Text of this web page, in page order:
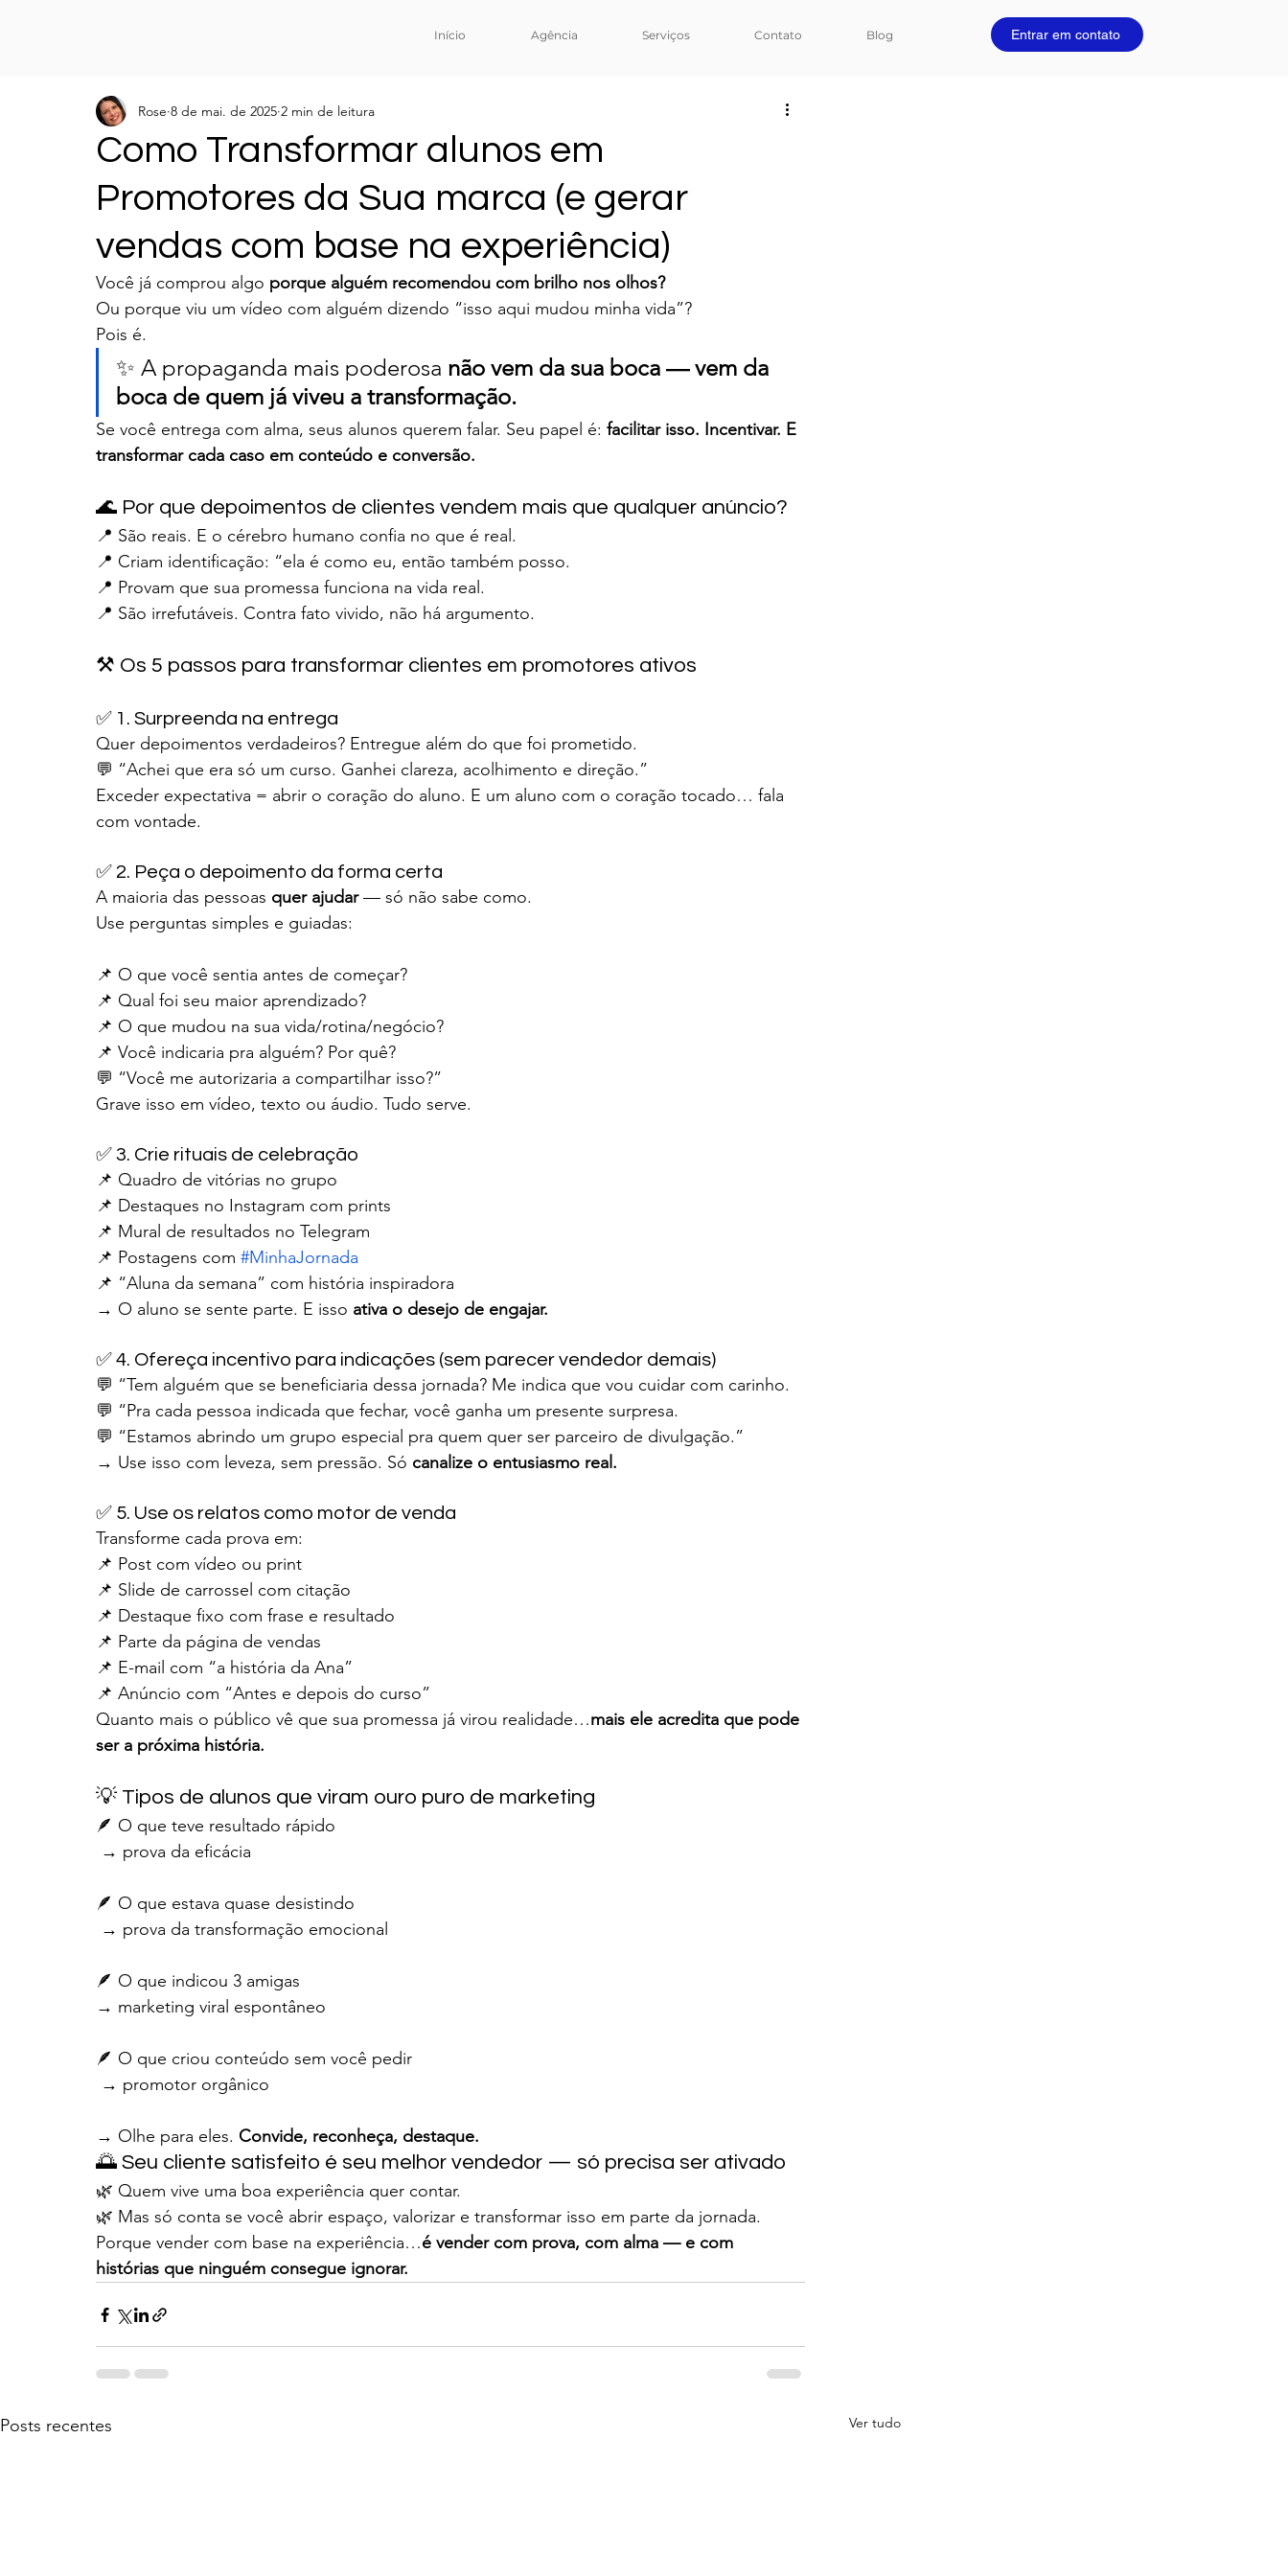
Início Agência Serviços Contato Blog Entrar em contato
Como Transformar alunos em
Promotores da Sua marca (e gerar
vendas com base na experiência)
Rose 8 de mai. de 2025 2 min de leitura
Você já comprou algo porque alguém recomendou com brilho nos olhos?
Ou porque viu um vídeo com alguém dizendo “isso aqui mudou minha vida”?
Pois é.
✨ A propaganda mais poderosa não vem da sua boca — vem da
boca de quem já viveu a transformação.
Se você entrega com alma, seus alunos querem falar. Seu papel é: facilitar isso. Incentivar. E
transformar cada caso em conteúdo e conversão.
🌊 Por que depoimentos de clientes vendem mais que qualquer anúncio?
📍 São reais. E o cérebro humano confia no que é real.
📍 Criam identificação: “ela é como eu, então também posso.
📍 Provam que sua promessa funciona na vida real.
📍 São irrefutáveis. Contra fato vivido, não há argumento.
⚒️ Os 5 passos para transformar clientes em promotores ativos
✅ 1. Surpreenda na entrega
Quer depoimentos verdadeiros? Entregue além do que foi prometido.
💬 “Achei que era só um curso. Ganhei clareza, acolhimento e direção.”
Exceder expectativa = abrir o coração do aluno. E um aluno com o coração tocado… fala
com vontade.
✅ 2. Peça o depoimento da forma certa
A maioria das pessoas quer ajudar — só não sabe como.
Use perguntas simples e guiadas:
📌 O que você sentia antes de começar?
📌 Qual foi seu maior aprendizado?
📌 O que mudou na sua vida/rotina/negócio?
📌 Você indicaria pra alguém? Por quê?
💬 “Você me autorizaria a compartilhar isso?”
Grave isso em vídeo, texto ou áudio. Tudo serve.
✅ 3. Crie rituais de celebração
📌 Quadro de vitórias no grupo
📌 Destaques no Instagram com prints
📌 Mural de resultados no Telegram
📌 Postagens com #MinhaJornada
📌 “Aluna da semana” com história inspiradora
→ O aluno se sente parte. E isso ativa o desejo de engajar.
✅ 4. Ofereça incentivo para indicações (sem parecer vendedor demais)
💬 “Tem alguém que se beneficiaria dessa jornada? Me indica que vou cuidar com carinho.
💬 “Pra cada pessoa indicada que fechar, você ganha um presente surpresa.
💬 “Estamos abrindo um grupo especial pra quem quer ser parceiro de divulgação.”
→ Use isso com leveza, sem pressão. Só canalize o entusiasmo real.
✅ 5. Use os relatos como motor de venda
Transforme cada prova em:
📌 Post com vídeo ou print
📌 Slide de carrossel com citação
📌 Destaque fixo com frase e resultado
📌 Parte da página de vendas
📌 E-mail com “a história da Ana”
📌 Anúncio com “Antes e depois do curso”
Quanto mais o público vê que sua promessa já virou realidade…mais ele acredita que pode
ser a próxima história.
💡 Tipos de alunos que viram ouro puro de marketing
🪶 O que teve resultado rápido
→ prova da eficácia
🪶 O que estava quase desistindo
→ prova da transformação emocional
🪶 O que indicou 3 amigas
→ marketing viral espontâneo
🪶 O que criou conteúdo sem você pedir
→ promotor orgânico
→ Olhe para eles. Convide, reconheça, destaque.
🌅 Seu cliente satisfeito é seu melhor vendedor — só precisa ser ativado
🌿 Quem vive uma boa experiência quer contar.
🌿 Mas só conta se você abrir espaço, valorizar e transformar isso em parte da jornada.
Porque vender com base na experiência…é vender com prova, com alma — e com
histórias que ninguém consegue ignorar.
Posts recentes Ver tudo